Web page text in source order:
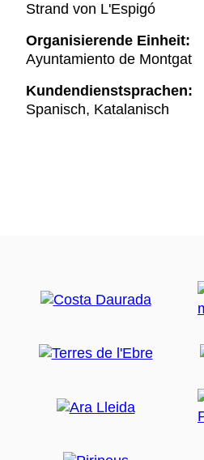
Strand von L'Espigó
Organisierende Einheit:
Ayuntamiento de Montgat
Kundendienstsprachen:
Spanisch, Katalanisch